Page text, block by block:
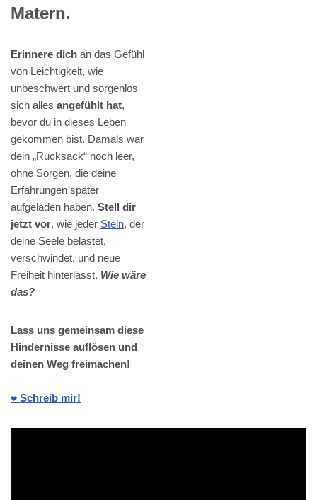
Matern.
Erinnere dich an das Gefühl
von Leichtigkeit, wie
unbeschwert und sorgenlos
sich alles angefühlt hat,
bevor du in dieses Leben
gekommen bist. Damals war
dein „Rucksack“ noch leer,
ohne Sorgen, die deine
Erfahrungen später
aufgeladen haben. Stell dir
jetzt vor, wie jeder Stein, der
deine Seele belastet,
verschwindet, und neue
Freiheit hinterlässt. Wie wäre
das?
Lass uns gemeinsam diese
Hindernisse auflösen und
deinen Weg freimachen!
❤️ Schreib mir!